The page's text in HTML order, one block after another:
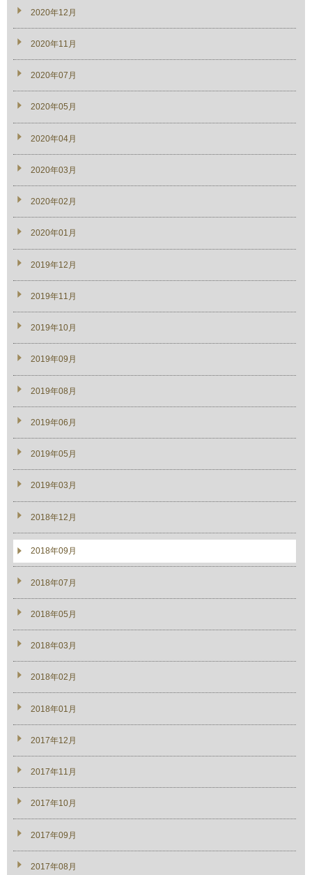
2020年12月
2020年11月
2020年07月
2020年05月
2020年04月
2020年03月
2020年02月
2020年01月
2019年12月
2019年11月
2019年10月
2019年09月
2019年08月
2019年06月
2019年05月
2019年03月
2018年12月
2018年09月
2018年07月
2018年05月
2018年03月
2018年02月
2018年01月
2017年12月
2017年11月
2017年10月
2017年09月
2017年08月